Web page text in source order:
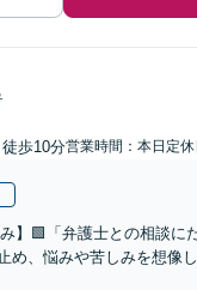
歩10分営業時間：本日定休
】🟩「弁護士との相談
め、悩みや苦しみを想像